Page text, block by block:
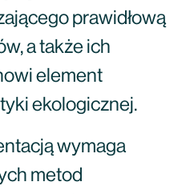
prawidłową
a także ich
element
ekologicznej.
wymaga
metod